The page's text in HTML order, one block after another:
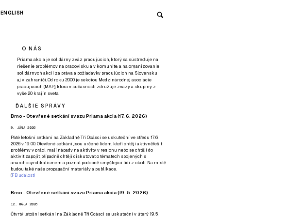
ENGLISH
O NÁS
Priama akcia je solidárny zväz pracujúcich, ktorý sa sústreďuje na
riešenie problémov na pracovisku a v komunite, a na organizovanie
solidárnych akcií za práva a požiadavky pracujúcich na Slovensku
aj v zahraničí. Od roku 2000 je sekciou Medzinárodnej asociácie
pracujúcich (MAP), ktorá v súčasnosti združuje zväzy a skupiny z
vyše 20 krajín sveta.
ĎALŠIE SPRÁVY
Brno - Otevřené setkání svazu Priama akcia (17. 6. 2026)
9. JÚNA 2026
Páté letošní setkání na Základně Tři Ocásci se uskuteční ve středu 17. 6.
2026 v 19:00. Otevřené setkání jsou určené lidem, kteří chtějí aktivněřešit
problémy v práci, mají nápady na aktivity v regionu nebo se chtějí do
aktivit zapojit, případně chtějí diskutovat o tématech spojených s
anarchosyndikalismem a poznat podobně smýšlející lidi z okolí. Na místě
budou také naše propagační materiály a publikace.
(FB událost)
Brno - Otevřené setkání svazu Priama akcia (19. 5. 2026)
12. MÁJA 2026
Čtvrtý letošní setkání na Základně Tři Ocásci se uskuteční v úterý 19. 5.